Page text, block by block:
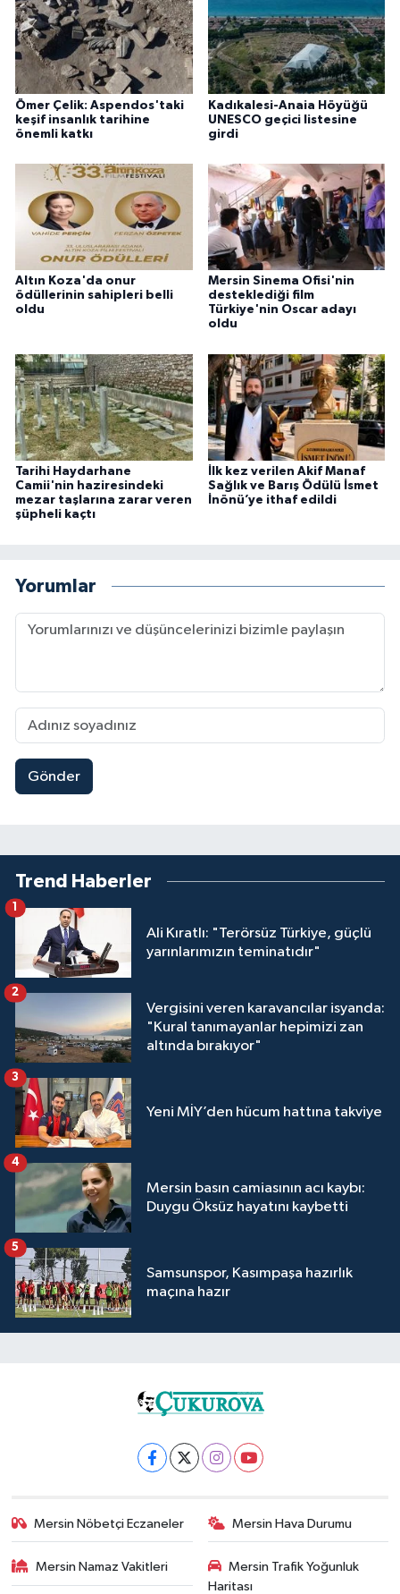
Ömer Çelik: Aspendos'taki
keşif insanlık tarihine
önemli katkı
Kadıkalesi-Anaia Höyüğü
UNESCO geçici listesine
girdi
Altın Koza'da onur
ödüllerinin sahipleri belli
oldu
Mersin Sinema Ofisi'nin
desteklediği film
Türkiye'nin Oscar adayı
oldu
Tarihi Haydarhane
Camii'nin haziresindeki
mezar taşlarına zarar veren
şüpheli kaçtı
İlk kez verilen Akif Manaf
Sağlık ve Barış Ödülü İsmet
İnönü’ye ithaf edildi
Yorumlar
Gönder
Trend Haberler
Ali Kıratlı: "Terörsüz Türkiye, güçlü
yarınlarımızın teminatıdır"
1
Vergisini veren karavancılar isyanda:
"Kural tanımayanlar hepimizi zan
altında bırakıyor"
2
Yeni MİY’den hücum hattına takviye
3
Mersin basın camiasının acı kaybı:
Duygu Öksüz hayatını kaybetti
4
Samsunspor, Kasımpaşa hazırlık
maçına hazır
5
Mersin Nöbetçi Eczaneler Mersin Hava Durumu
Mersin Namaz Vakitleri
Mersin Trafik Yoğunluk
Haritası